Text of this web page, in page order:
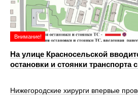
Внимание!
На улице Красносельской
остановки и стоянки транспорта с
Нижегородские хирурги впервые